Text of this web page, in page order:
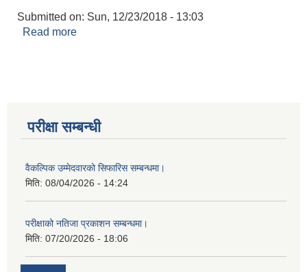
Submitted on: Sun, 12/23/2018 - 13:03
Read more
परीक्षा सम्बन्धी
वैकल्पिक उम्मेदवारको सिफारिस सम्बन्धमा।
मिति: 08/04/2026 - 14:24
परीक्षाको नतिजा प्रकाशन सम्बन्धमा।
मिति: 07/20/2026 - 18:06